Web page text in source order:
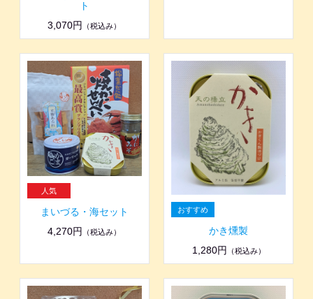
ト
3,070円
（税込み）
まいづる・海セット
4,270円
（税込み）
かき燻製
1,280円
（税込み）